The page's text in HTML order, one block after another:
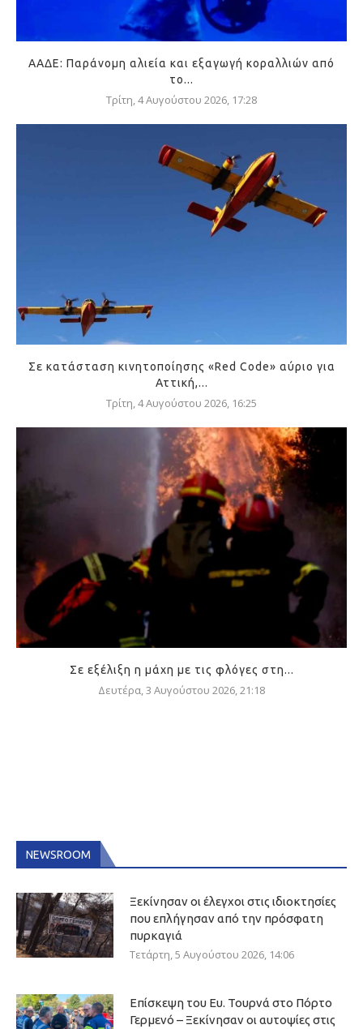
ΑΑΔΕ: Παράνομη αλιεία και εξαγωγή κοραλλιών από
το...
Τρίτη, 4 Αυγούστου 2026, 17:28
Σε κατάσταση κινητοποίησης «Red Code» αύριο για
Αττική,...
Τρίτη, 4 Αυγούστου 2026, 16:25
Σε εξέλιξη η μάχη με τις φλόγες στη...
Δευτέρα, 3 Αυγούστου 2026, 21:18
NEWSROOM
Ξεκίνησαν οι έλεγχοι στις ιδιοκτησίες
που επλήγησαν από την πρόσφατη
πυρκαγιά
Τετάρτη, 5 Αυγούστου 2026, 14:06
Επίσκεψη του Ευ. Τουρνά στο Πόρτο
Γερμενό – Ξεκίνησαν οι αυτοψίες στις